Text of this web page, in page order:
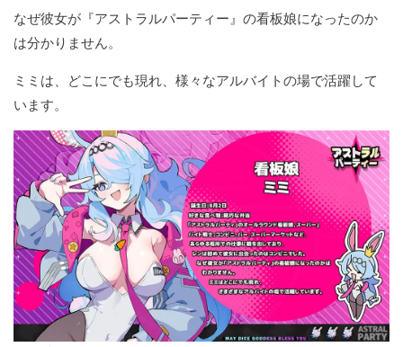
なぜ彼女が『アストラルパーティー』の看板娘になったのか
は分かりません。
ミミは、どこにでも現れ、様々なアルバイトの場で活躍して
います。